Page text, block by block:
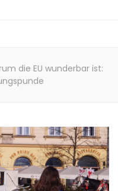
die EU wunderbar ist: